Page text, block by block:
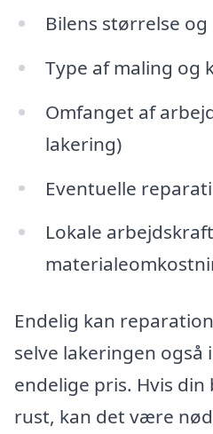
Bilens størrelse
Type af maling og
Omfanget af
lakering)
Eventuelle
Lokale
Endelig kan
selve lakeringen også
endelige pris. Hvis
rust, kan det være